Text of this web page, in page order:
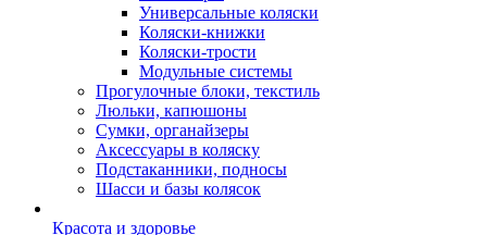
Универсальные коляски
Коляски-книжки
Коляски-трости
Модульные системы
Прогулочные блоки, текстиль
Люльки, капюшоны
Сумки, органайзеры
Аксессуары в коляску
Подстаканники, подносы
Шасси и базы колясок
Красота и здоровье